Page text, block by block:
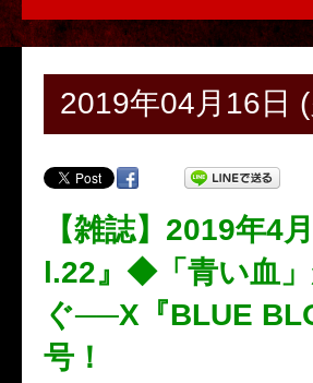
2019年04月16日
【雑誌】2019年4
l.22』◆「青い血
ぐ──X『BLUE
号！